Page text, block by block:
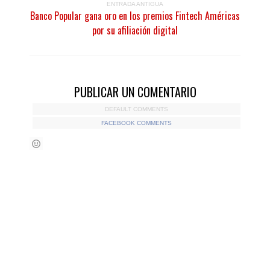
ENTRADA ANTIGUA
Banco Popular gana oro en los premios Fintech Américas
por su afiliación digital
PUBLICAR UN COMENTARIO
DEFAULT COMMENTS
FACEBOOK COMMENTS